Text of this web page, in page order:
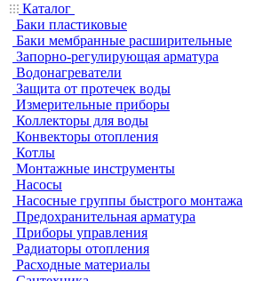
Каталог
Баки пластиковые
Баки мембранные расширительные
Запорно-регулирующая арматура
Водонагреватели
Защита от протечек воды
Измерительные приборы
Коллекторы для воды
Конвекторы отопления
Котлы
Монтажные инструменты
Насосы
Насосные группы быстрого монтажа
Предохранительная арматура
Приборы управления
Радиаторы отопления
Расходные материалы